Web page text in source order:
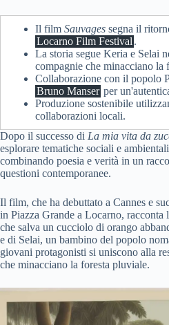
Il film Sauvages segna il
Locarno Film Festival .
La storia segue Keria e Selai
compagnie che minacciano la
Collaborazione con il popolo
Bruno Manser per
Produzione sostenibile
collaborazioni locali.
Dopo il successo di La mia vita da
esplorare tematiche sociali e
combinando poesia e verità in un
questioni contemporanee.
Il film, che ha debuttato a Cannes e
in Piazza Grande a Locarno,
che salva un cucciolo di orango
e di Selai, un bambino del popolo
giovani protagonisti si uniscono alla
che minacciano la foresta pluviale.